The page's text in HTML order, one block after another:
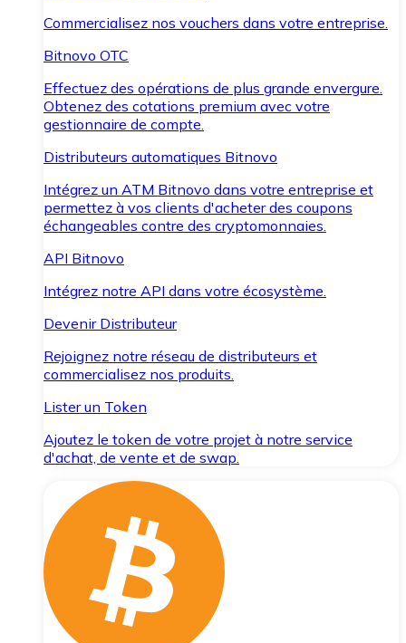
Commercialisez nos vouchers dans votre entreprise.
Bitnovo OTC
Effectuez des opérations de plus grande envergure.
Obtenez des cotations premium avec votre
gestionnaire de compte.
Distributeurs automatiques Bitnovo
Intégrez un ATM Bitnovo dans votre entreprise et
permettez à vos clients d'acheter des coupons
échangeables contre des cryptomonnaies.
API Bitnovo
Intégrez notre API dans votre écosystème.
Devenir Distributeur
Rejoignez notre réseau de distributeurs et
commercialisez nos produits.
Lister un Token
Ajoutez le token de votre projet à notre service
d'achat, de vente et de swap.